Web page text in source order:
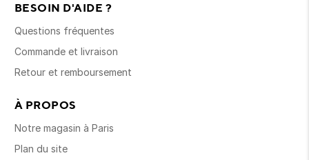
BESOIN D'AIDE ?
Questions fréquentes
Commande et livraison
Retour et remboursement
À PROPOS
Notre magasin à Paris
Plan du site